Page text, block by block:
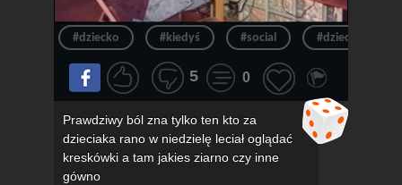
#dziecko #kiedyś #social #dzieciak
5 0
Prawdziwy ból zna tylko ten kto za
dzieciaka rano w niedzielę leciał oglądać
kreskówki a tam jakies ziarno czy inne
gówno